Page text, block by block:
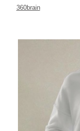
360brain